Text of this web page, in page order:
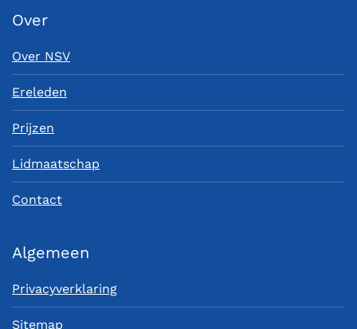
Over
Over NSV
Ereleden
Prijzen
Lidmaatschap
Contact
Algemeen
Privacyverklaring
Sitemap